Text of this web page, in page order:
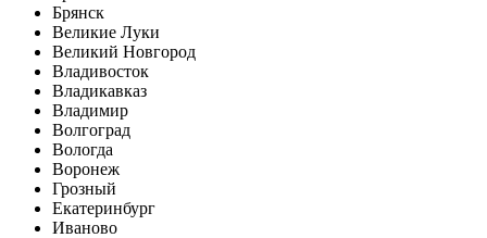
Брянск
Великие Луки
Великий Новгород
Владивосток
Владикавказ
Владимир
Волгоград
Вологда
Воронеж
Грозный
Екатеринбург
Иваново